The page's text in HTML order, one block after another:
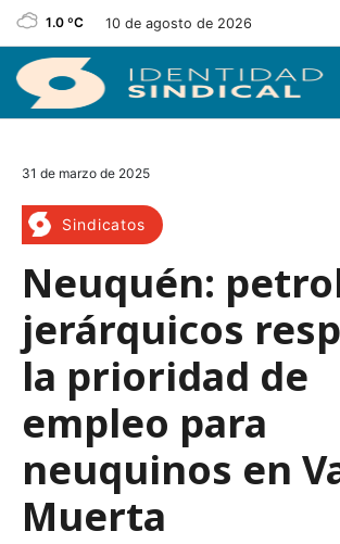
1.0 ºC 10 de agosto de 2026
31 de marzo de 2025
Sindicatos
Neuquén:
jerárquicos
la prioridad de
empleo para
neuquinos en
Muerta